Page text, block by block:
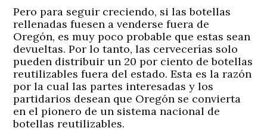
Pero para seguir creciendo, si las botellas
rellenadas fuesen a venderse fuera de
Oregón, es muy poco probable que estas sean
devueltas. Por lo tanto, las cervecerías solo
pueden distribuir un 20 por ciento de botellas
reutilizables fuera del estado. Esta es la razón
por la cual las partes interesadas y los
partidarios desean que Oregón se convierta
en el pionero de un sistema nacional de
botellas reutilizables.